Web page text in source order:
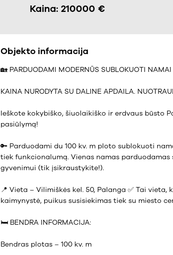
Kaina: 210000 €
Objekto informacija
🏡 PARDUODAMI MODERNŪS SUBLOKUOTI
KAINA NURODYTA SU DALINE APDAILA.
Ieškote kokybiško, šiuolaikiško ir erdvaus būsto
pasiūlymą!
🔑 Parduodami du 100 kv. m ploto sublokuoti
tiek funkcionalumą. Vienas namas
gyvenimui (tik įsikraustykite!).
📍 Vieta – Vilimiškės kel. 50, Palanga ✅ Tai
kaimynystė, puikus susisiekimas tiek su miesto
🛏️ BENDRA INFORMACIJA:
Bendras plotas – 100 kv. m